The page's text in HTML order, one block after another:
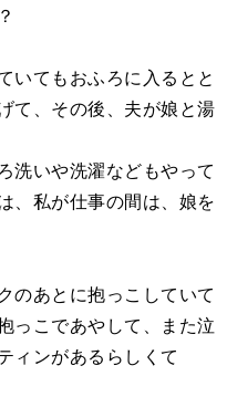
てもおふろに入るとと
て、その後、夫が娘と湯
洗いや洗濯などもやって
、私が仕事の間は、娘を
のあとに抱っこしていて
っこであやして、また泣
ィンがあるらしくて